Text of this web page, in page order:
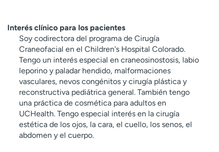
Interés clínico para los pacientes
Soy codirectora del programa de Cirugía
Craneofacial en el Children's Hospital Colorado.
Tengo un interés especial en craneosinostosis, labio
leporino y paladar hendido, malformaciones
vasculares, nevos congénitos y cirugía plástica y
reconstructiva pediátrica general. También tengo
una práctica de cosmética para adultos en
UCHealth. Tengo especial interés en la cirugía
estética de los ojos, la cara, el cuello, los senos, el
abdomen y el cuerpo.